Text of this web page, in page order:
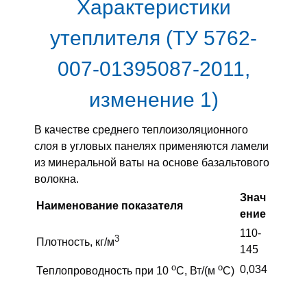
Характеристики
утеплителя (ТУ 5762-
007-01395087-2011,
изменение 1)
В качестве среднего теплоизоляционного
слоя в угловых панелях применяются ламели
из минеральной ваты на основе базальтового
волокна.
Наименование показателя
Знач
ение
Плотность, кг/м3
110-
145
Теплопроводность при 10 oС, Вт/(м oС) 0,034